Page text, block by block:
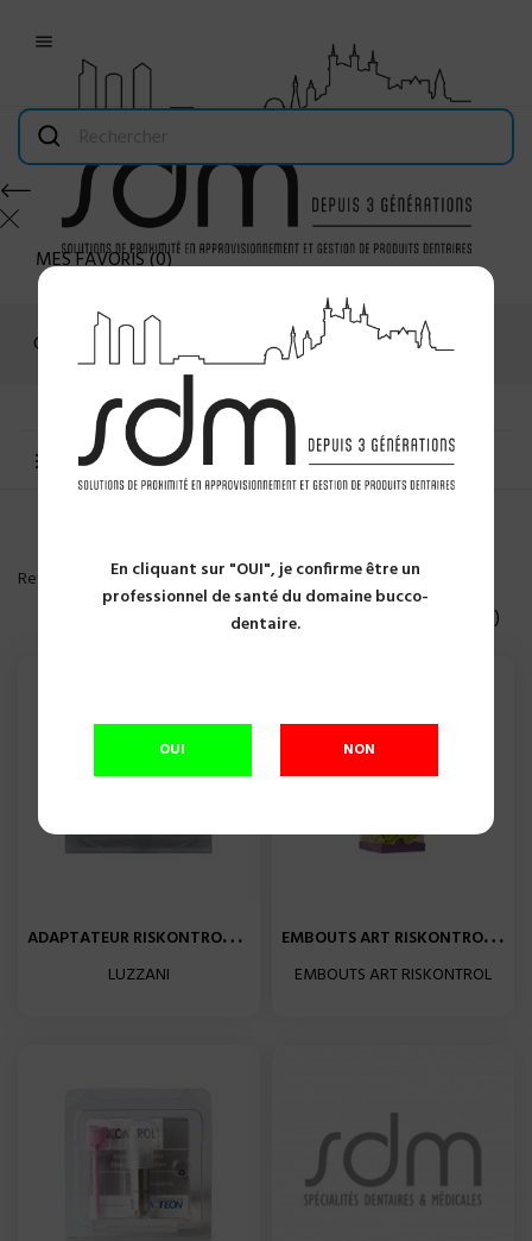
En cliquant sur "OUI", je confirme être un
professionnel de santé du domaine bucco-
dentaire.
OUI NON

MES FAVORIS(0)
Connexion
MENU
Reference, A to Z PLUS DE FILTRE
Affichage 1-20 of 46 article(s)
A
DAPTATEUR RISKONTROL INOX...
LUZZANI
E
MBOUTS ART RISKONTROL ANIS...
EMBOUTS ART RISKONTROL